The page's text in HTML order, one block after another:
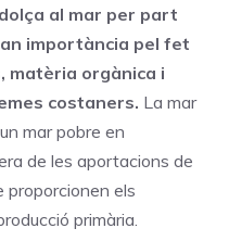
al mar per part
importància pel fet
orgànica i
costaners. La mar
mar pobre en
de les aportacions de
proporcionen els
primària.